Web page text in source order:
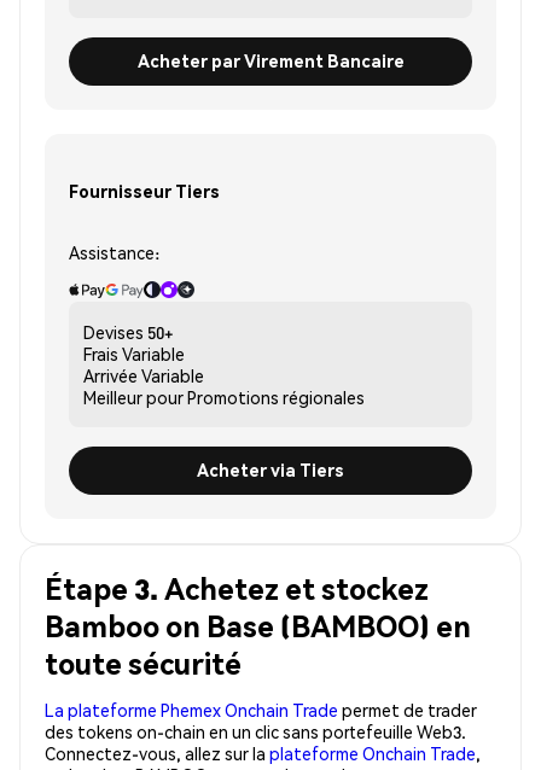
Acheter par Virement Bancaire
Fournisseur Tiers
Assistance:
Devises 50+
Frais Variable
Arrivée Variable
Meilleur pourPromotions régionales
Acheter via Tiers
Étape 3. Achetez et stockez
Bamboo on Base (BAMBOO) en
toute sécurité
La plateforme Phemex Onchain Trade permet de trader
des tokens on-chain en un clic sans portefeuille Web3.
Connectez-vous, allez sur la plateforme Onchain Trade,